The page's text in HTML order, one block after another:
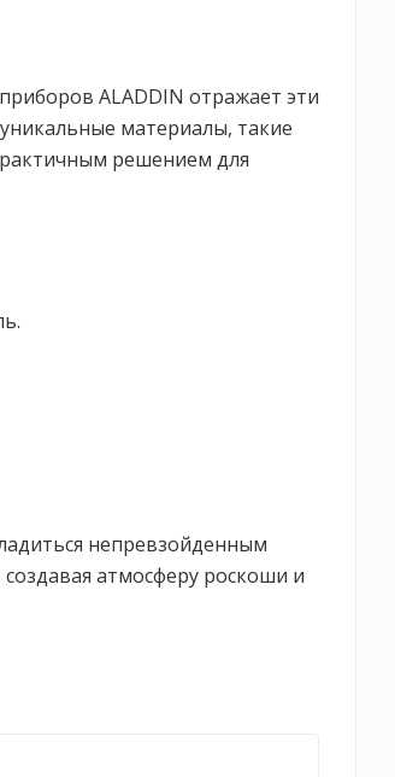
ALADDIN отражает эти
материалы, такие
решением для
непревзойденным
атмосферу роскоши и